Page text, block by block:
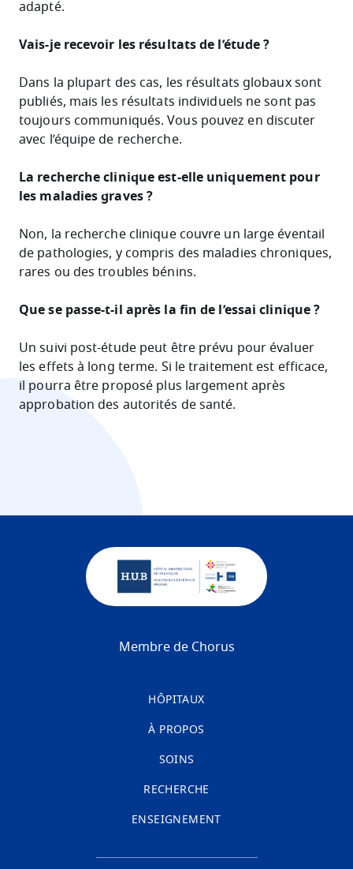
adapté.
Vais-je recevoir les résultats de l’étude ?
Dans la plupart des cas, les résultats globaux sont
publiés, mais les résultats individuels ne sont pas
toujours communiqués. Vous pouvez en discuter
avec l’équipe de recherche.
La recherche clinique est-elle uniquement pour
les maladies graves ?
Non, la recherche clinique couvre un large éventail
de pathologies, y compris des maladies chroniques,
rares ou des troubles bénins.
Que se passe-t-il après la fin de l’essai clinique ?
Un suivi post-étude peut être prévu pour évaluer
les effets à long terme. Si le traitement est efficace,
il pourra être proposé plus largement après
approbation des autorités de santé.
Membre de Chorus
HÔPITAUX
À PROPOS
SOINS
RECHERCHE
ENSEIGNEMENT